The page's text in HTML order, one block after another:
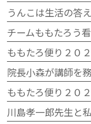
うんこは生活の答
チームももたろう
ももたろ便り２０
院長小森が講師を
ももたろ便り２０